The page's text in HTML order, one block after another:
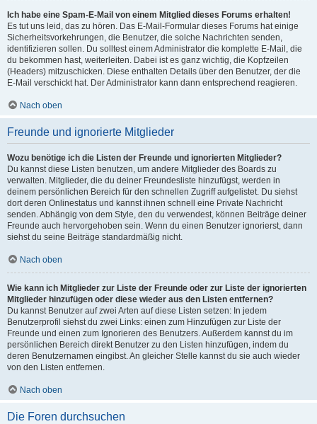
Ich habe eine Spam-E-Mail von einem Mitglied dieses Forums erhalten!
Es tut uns leid, das zu hören. Das E-Mail-Formular dieses Forums hat einige
Sicherheitsvorkehrungen, die Benutzer, die solche Nachrichten senden,
identifizieren sollen. Du solltest einem Administrator die komplette E-Mail, die
du bekommen hast, weiterleiten. Dabei ist es ganz wichtig, die Kopfzeilen
(Headers) mitzuschicken. Diese enthalten Details über den Benutzer, der die
E-Mail verschickt hat. Der Administrator kann dann entsprechend reagieren.
Nach oben
Freunde und ignorierte Mitglieder
Wozu benötige ich die Listen der Freunde und ignorierten Mitglieder?
Du kannst diese Listen benutzen, um andere Mitglieder des Boards zu
verwalten. Mitglieder, die du deiner Freundesliste hinzufügst, werden in
deinem persönlichen Bereich für den schnellen Zugriff aufgelistet. Du siehst
dort deren Onlinestatus und kannst ihnen schnell eine Private Nachricht
senden. Abhängig von dem Style, den du verwendest, können Beiträge deiner
Freunde auch hervorgehoben sein. Wenn du einen Benutzer ignorierst, dann
siehst du seine Beiträge standardmäßig nicht.
Nach oben
Wie kann ich Mitglieder zur Liste der Freunde oder zur Liste der ignorierten
Mitglieder hinzufügen oder diese wieder aus den Listen entfernen?
Du kannst Benutzer auf zwei Arten auf diese Listen setzen: In jedem
Benutzerprofil siehst du zwei Links: einen zum Hinzufügen zur Liste der
Freunde und einen zum Ignorieren des Benutzers. Außerdem kannst du im
persönlichen Bereich direkt Benutzer zu den Listen hinzufügen, indem du
deren Benutzernamen eingibst. An gleicher Stelle kannst du sie auch wieder
von den Listen entfernen.
Nach oben
Die Foren durchsuchen